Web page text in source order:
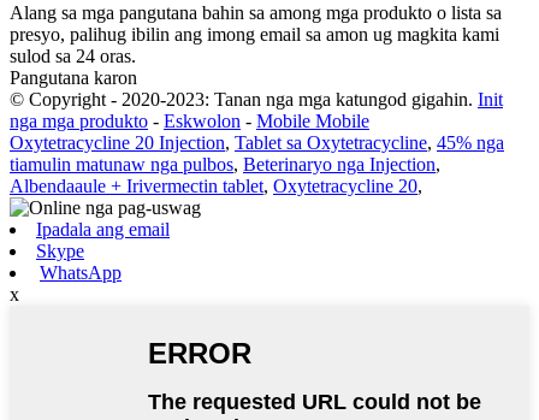
Alang sa mga pangutana bahin sa among mga produkto o lista sa
presyo, palihug ibilin ang imong email sa amon ug magkita kami
sulod sa 24 oras.
Pangutana karon
© Copyright - 2020-2023: Tanan nga mga katungod gigahin. Init
nga mga produkto - Eskwolon - Mobile Mobile
Oxytetracycline 20 Injection, Tablet sa Oxytetracycline, 45% nga
tiamulin matunaw nga pulbos, Beterinaryo nga Injection,
Albendaaule + Irivermectin tablet, Oxytetracycline 20,
Ipadala ang email
Skype
WhatsApp
x